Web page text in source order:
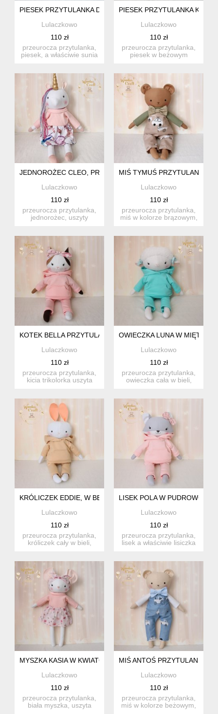
PIESEK PRZYTULANKA DAISY W ŻÓŁTEJ SUKIENECZCE Z
Lulaczkowo
110 zł
przeurocza przytulanka,
piesek, a właściwie sunia
PIESEK PRZYTULANKA KUBA
Lulaczkowo
110 zł
przeurocza przytulanka,
piesek w beżowym
JEDNOROŻEC CLEO, PRZYTULANKA RĘCZNIE SZYTA, RÓŻ,
Lulaczkowo
110 zł
przeurocza przytulanka,
jednorożec, uszyty
MIŚ TYMUŚ PRZYTULANKA
Lulaczkowo
110 zł
przeurocza przytulanka,
miś w kolorze brązowym,
KOTEK BELLA PRZYTULANKA, W RÓŻOWYM DRESIKU,
Lulaczkowo
110 zł
przeurocza przytulanka,
kicia trikolorka uszyta
OWIECZKA LUNA W
Lulaczkowo
110 zł
przeurocza przytulanka,
owieczka cała w bieli,
KRÓLICZEK EDDIE, W BEŻOWYM DRESIKU PRZYTULANKA,
Lulaczkowo
110 zł
przeurocza przytulanka,
króliczek cały w bieli,
LISEK POLA W PUDROWO-
Lulaczkowo
110 zł
przeurocza przytulanka,
lisek a właściwie lisiczka
MYSZKA KASIA W KWIATOWEJ SPÓDNICZCE,
Lulaczkowo
110 zł
przeurocza przytulanka,
biała myszka, uszyta
MIŚ ANTOŚ PRZYTULANKA
Lulaczkowo
110 zł
przeurocza przytulanka,
miś w kolorze beżowym,